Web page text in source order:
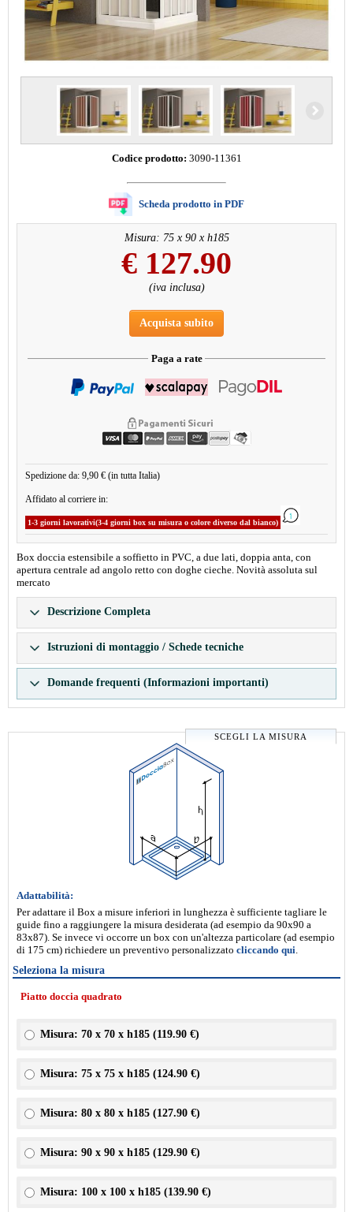
Codice prodotto: 3090-11361
Scheda prodotto in PDF
Misura: 75 x 90 x h185
€ 127.90
(iva inclusa)
Acquista subito
Paga a rate
Spedizione da: 9,90 € (in tutta Italia)
Affidato al corriere in:
1-3 giorni lavorativi(3-4 giorni box su misura o colore diverso dal bianco)
Box doccia estensibile a soffietto in PVC, a due lati, doppia anta, con
apertura centrale ad angolo retto con doghe cieche. Novità assoluta sul
mercato
Descrizione Completa
Istruzioni di montaggio / Schede tecniche
Domande frequenti (Informazioni importanti)
SCEGLI LA MISURA
Adattabilità:
Per adattare il Box a misure inferiori in lunghezza è sufficiente tagliare le
guide fino a raggiungere la misura desiderata (ad esempio da 90x90 a
83x87). Se invece vi occorre un box con un'altezza particolare (ad esempio
di 175 cm) richiedere un preventivo personalizzato cliccando qui.
Seleziona la misura
Piatto doccia quadrato
Misura: 70 x 70 x h185 (119.90 €)
Misura: 75 x 75 x h185 (124.90 €)
Misura: 80 x 80 x h185 (127.90 €)
Misura: 90 x 90 x h185 (129.90 €)
Misura: 100 x 100 x h185 (139.90 €)